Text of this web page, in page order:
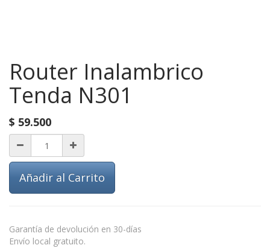
Router Inalambrico
Tenda N301
$ 59.500
Añadir al Carrito
Garantía de devolución en 30-días
Envío local gratuito.